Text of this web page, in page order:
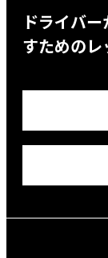
ドライバ
すためのレ